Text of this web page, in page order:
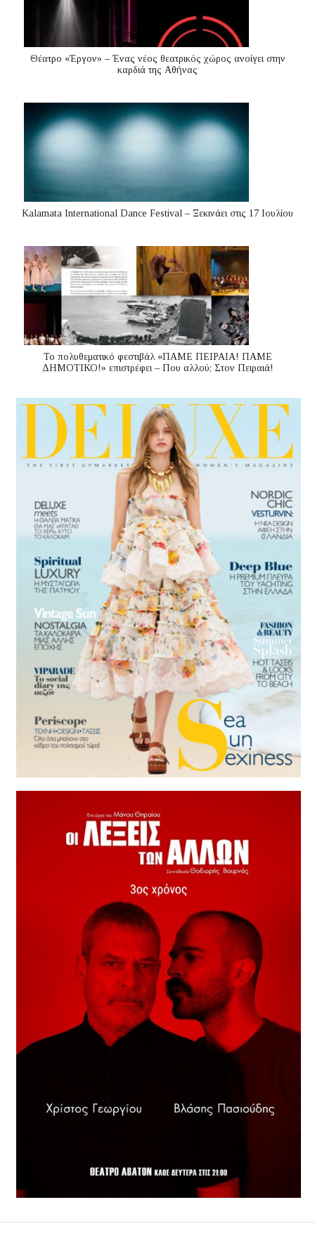
Θέατρο «Έργον» – Ένας νέος θεατρικός χώρος ανοίγει στην
καρδιά της Αθήνας
Kalamata International Dance Festival – Ξεκινάει στις 17 Ιουλίου
Το πολυθεματικό φεστιβάλ «ΠΑΜΕ ΠΕΙΡΑΙΑ! ΠΑΜΕ
ΔΗΜΟΤΙΚΟ!» επιστρέφει – Που αλλού; Στον Πειραιά!